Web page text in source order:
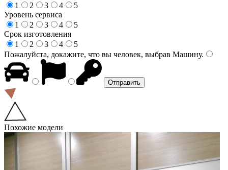
1
2 3 4
5
Уровень сервиса
1
2 3 4
5
Срок изготовления
1
2 3 4
5
Пожалуйста, докажите, что вы человек, выбрав Машину.
Похожие модели